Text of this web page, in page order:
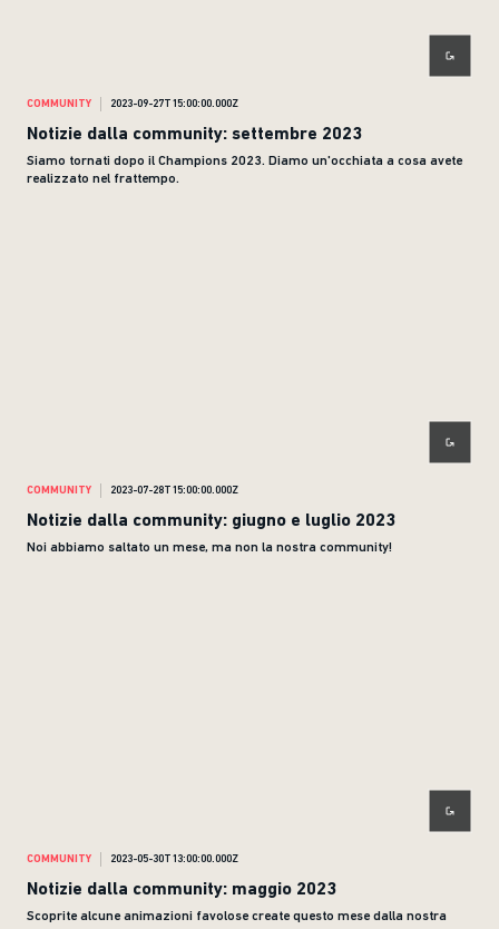
COMMUNITY 2023-09-27T15:00:00.000Z
Notizie dalla community: settembre 2023
Siamo tornati dopo il Champions 2023. Diamo un'occhiata a cosa avete
realizzato nel frattempo.
COMMUNITY 2023-07-28T15:00:00.000Z
Notizie dalla community: giugno e luglio 2023
Noi abbiamo saltato un mese, ma non la nostra community!
COMMUNITY 2023-05-30T13:00:00.000Z
Notizie dalla community: maggio 2023
Scoprite alcune animazioni favolose create questo mese dalla nostra